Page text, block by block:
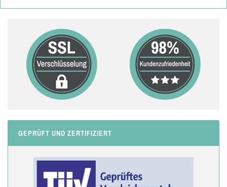
GEPRÜFT UND ZERTIFIZIERT